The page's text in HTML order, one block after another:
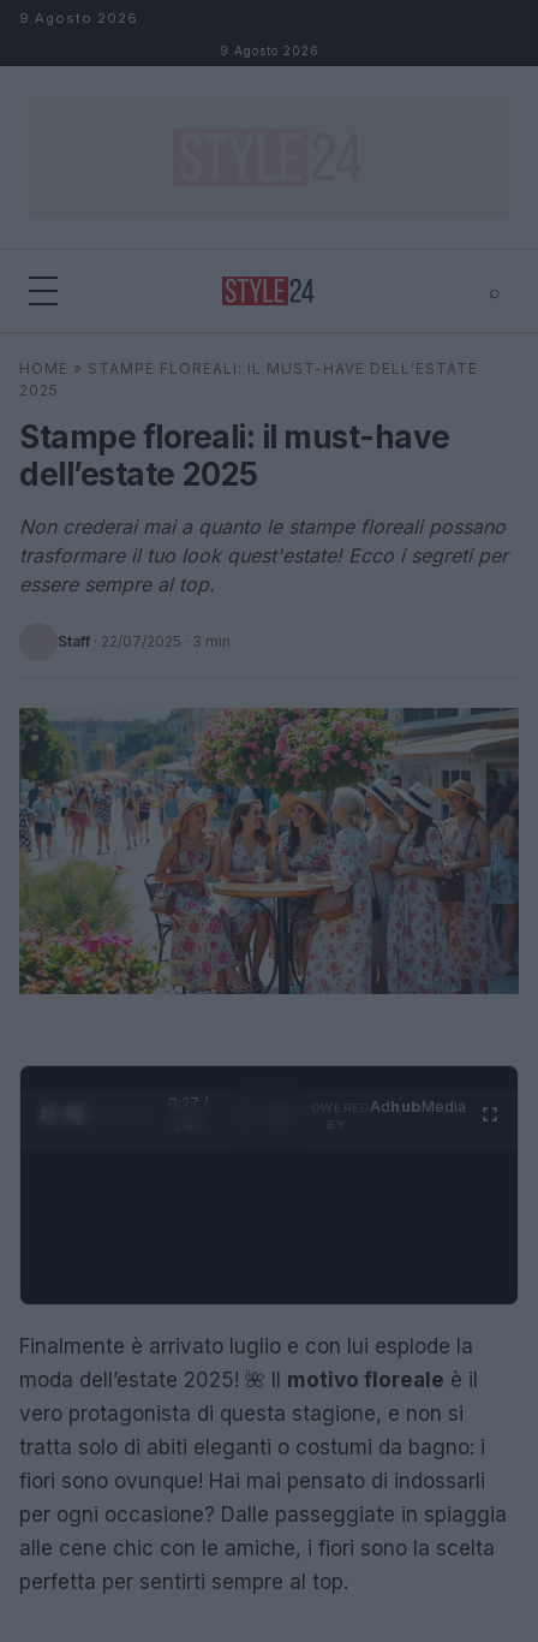
Salta al contenuto
9 Agosto 2026
9 Agosto 2026
⌕
Cerca ⌕
HOME » STAMPE FLOREALI: IL MUST-HAVE DELL’ESTATE
2025
Stampe floreali: il must-have
dell’estate 2025
Non crederai mai a quanto le stampe floreali possano
trasformare il tuo look quest'estate! Ecco i segreti per
essere sempre al top.
Staff · 22/07/2025 · 3 min
0:28 /
AdhubMedia
Finalmente è arrivato luglio e con lui esplode la
moda dell’estate 2025! 🌺 Il motivo floreale è il
vero protagonista di questa stagione, e non si
tratta solo di abiti eleganti o costumi da bagno: i
fiori sono ovunque! Hai mai pensato di indossarli
per ogni occasione? Dalle passeggiate in spiaggia
alle cene chic con le amiche, i fiori sono la scelta
perfetta per sentirti sempre al top.